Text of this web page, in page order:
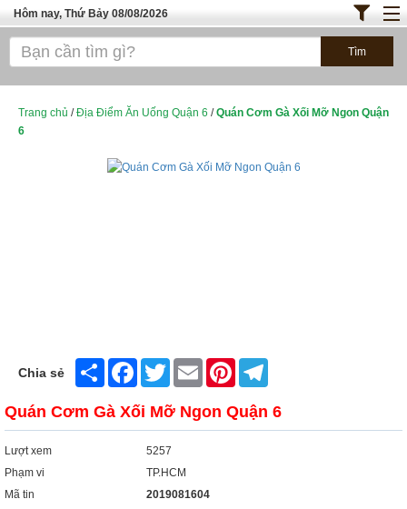
Hôm nay, Thứ Bảy 08/08/2026
Trang chủ
Cafe - Kem- Trà Sữa
Trang chủ /Địa Điểm Ăn Uống Quận 6 /Quán Cơm Gà Xối Mỡ Ngon Quận
6
Chia sẻ Share FacebookTwitter Email Pinterest
Quán Cơm Gà Xối Mỡ Ngon Quận 6
Lượt xem
5257
Phạm vi
TP.HCM
Mã tin
2019081604